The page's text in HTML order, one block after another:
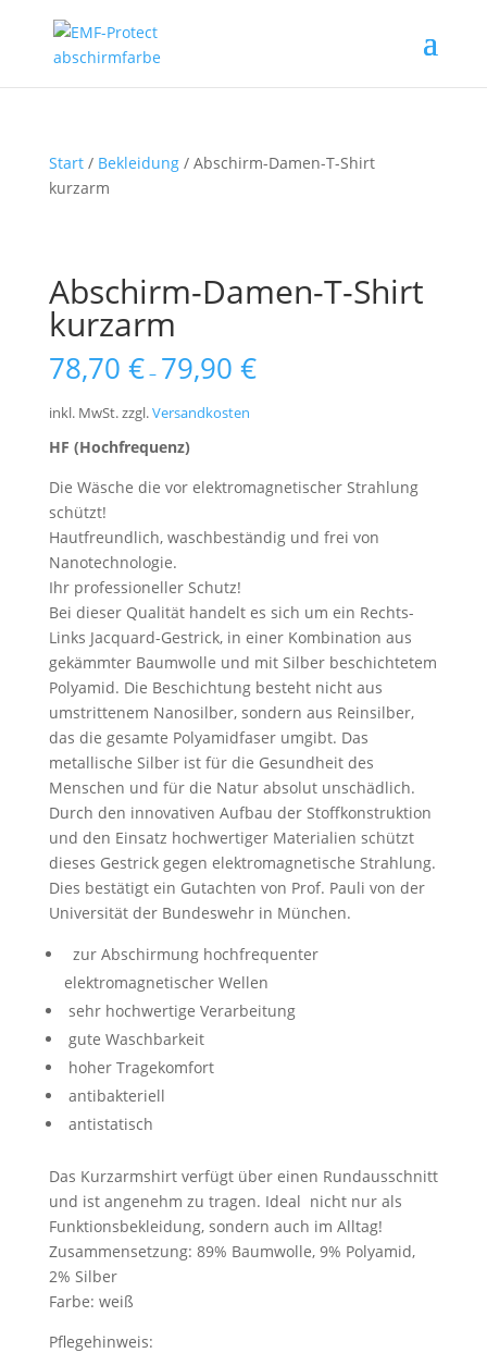
Start/ Bekleidung/ Abschirm-Damen-T-Shirt
kurzarm
Abschirm-Damen-T-Shirt
kurzarm
78,70 €– 79,90 €
inkl. MwSt.zzgl.Versandkosten
HF (Hochfrequenz)
Die Wäsche die vor elektromagnetischer Strahlung
schützt!
Hautfreundlich, waschbeständig und frei von
Nanotechnologie.
Ihr professioneller Schutz!
Bei dieser Qualität handelt es sich um ein Rechts-
Links Jacquard-Gestrick, in einer Kombination aus
gekämmter Baumwolle und mit Silber beschichtetem
Polyamid. Die Beschichtung besteht nicht aus
umstrittenem Nanosilber, sondern aus Reinsilber,
das die gesamte Polyamidfaser umgibt. Das
metallische Silber ist für die Gesundheit des
Menschen und für die Natur absolut unschädlich.
Durch den innovativen Aufbau der Stoffkonstruktion
und den Einsatz hochwertiger Materialien schützt
dieses Gestrick gegen elektromagnetische Strahlung.
Dies bestätigt ein Gutachten von Prof. Pauli von der
Universität der Bundeswehr in München.
zur Abschirmung hochfrequenter
elektromagnetischer Wellen
sehr hochwertige Verarbeitung
gute Waschbarkeit
hoher Tragekomfort
antibakteriell
antistatisch
Das Kurzarmshirt verfügt über einen Rundausschnitt
und ist angenehm zu tragen. Ideal nicht nur als
Funktionsbekleidung, sondern auch im Alltag!
Zusammensetzung: 89% Baumwolle, 9% Polyamid,
2% Silber
Farbe: weiß
Pflegehinweis: